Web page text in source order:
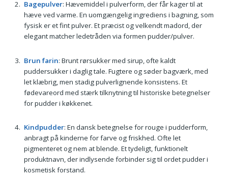
Bagepulver: Hævemiddel i pulverform, der får kager til at
hæve ved varme. En uomgængelig ingrediens i bagning, som
fysisk er et fint pulver. Et præcist og velkendt madord, der
elegant matcher ledetråden via formen pudder/pulver.
Brun farin: Brunt rørsukker med sirup, ofte kaldt
puddersukker i daglig tale. Fugtere og søder bagværk, med
let klæbrig, men stadig pulverlignende konsistens. Et
fødevareord med stærk tilknytning til historiske betegnelser
for pudder i køkkenet.
Kindpudder: En dansk betegnelse for rouge i pudderform,
anbragt på kinderne for farve og friskhed. Ofte let
pigmenteret og nem at blende. Et tydeligt, funktionelt
produktnavn, der indlysende forbinder sig til ordet pudder i
kosmetisk forstand.